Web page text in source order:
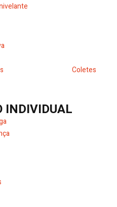
Coletes
INDIVIDUAL
de Carga